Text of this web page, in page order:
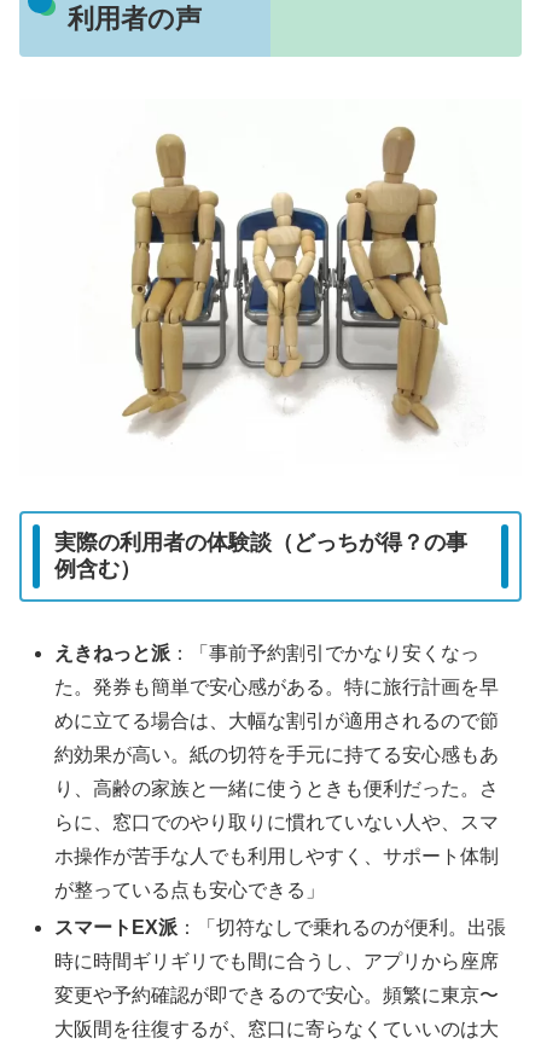
利用者の声
実際の利用者の体験談（どっちが得？の事
例含む）
えきねっと派 ：「事前予約割引でかなり安くなっ
た。発券も簡単で安心感がある。特に旅行計画を早
めに立てる場合は、大幅な割引が適用されるので節
約効果が高い。紙の切符を手元に持てる安心感もあ
り、高齢の家族と一緒に使うときも便利だった。さ
らに、窓口でのやり取りに慣れていない人や、スマ
ホ操作が苦手な人でも利用しやすく、サポート体制
が整っている点も安心できる」
スマートEX派 ：「切符なしで乗れるのが便利。出張
時に時間ギリギリでも間に合うし、アプリから座席
変更や予約確認が即できるので安心。頻繁に東京〜
大阪間を往復するが、窓口に寄らなくていいのは大